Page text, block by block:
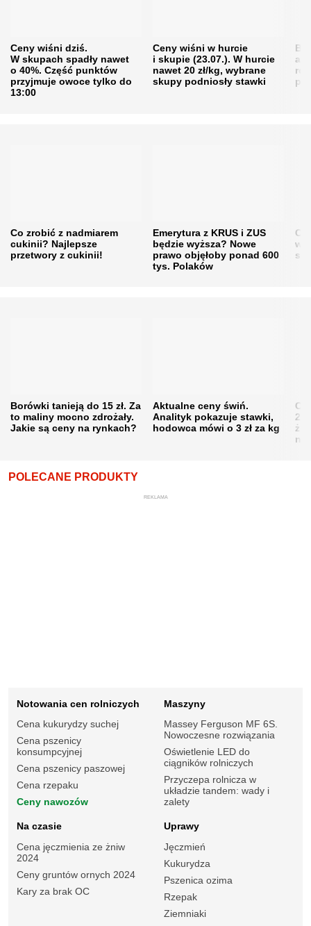
Ceny wiśni dziś.
W skupach spadły nawet
o 40%. Część punktów
przyjmuje owoce tylko do
13:00
Ceny wiśni w hurcie
i skupie (23.07.). W hurcie
nawet 20 zł/kg, wybrane
skupy podniosły stawki
Co zrobić z nadmiarem
cukinii? Najlepsze
przetwory z cukinii!
Emerytura z KRUS i ZUS
będzie wyższa? Nowe
prawo objęłoby ponad 600
tys. Polaków
w
Borówki tanieją do 15 zł. Za
to maliny mocno zdrożały.
Jakie są ceny na rynkach?
Aktualne ceny świń.
Analityk pokazuje stawki,
hodowca mówi o 3 zł za kg
POLECANE PRODUKTY
REKLAMA
Notowania cen rolniczych
Cena kukurydzy suchej
Cena pszenicy
konsumpcyjnej
Cena pszenicy paszowej
Cena rzepaku
Ceny nawozów
Maszyny
Massey Ferguson MF 6S.
Nowoczesne rozwiązania
Oświetlenie LED do
ciągników rolniczych
Przyczepa rolnicza w
układzie tandem: wady i
zalety
Na czasie
Cena jęczmienia ze żniw
2024
Ceny gruntów ornych 2024
Kary za brak OC
Uprawy
Jęczmień
Kukurydza
Pszenica ozima
Rzepak
Ziemniaki